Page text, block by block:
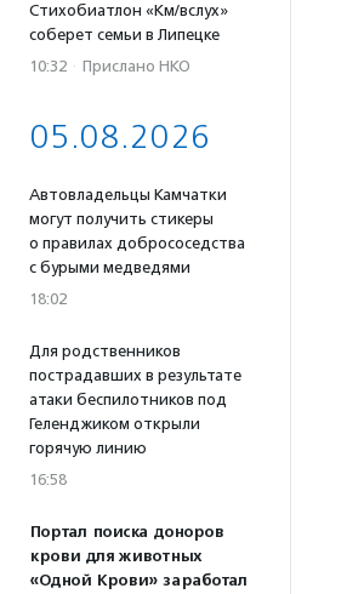
Стихобиатлон «Км/вслух»
соберет семьи в Липецке
10:32 · Прислано НКО
05.08.2026
Автовладельцы Камчатки
могут получить стикеры
о правилах добрососедства
с бурыми медведями
18:02
Для родственников
пострадавших в результате
атаки беспилотников под
Геленджиком открыли
горячую линию
16:58
Портал поиска доноров
крови для животных
«Одной Крови» заработал